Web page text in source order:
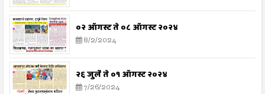
०२ ऑगस्ट ते ०८ ऑगस्ट २०२४
8/2/2024
२६ जुलै ते ०१ ऑगस्ट २०२४
7/26/2024